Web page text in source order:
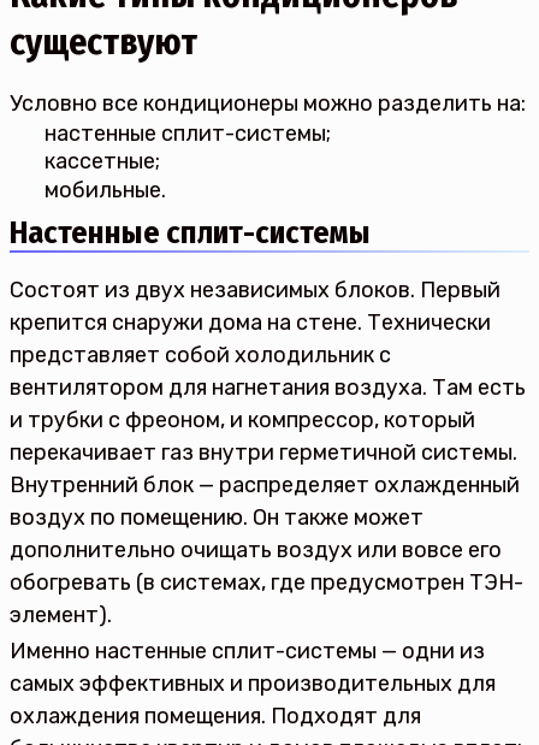
существуют
Условно все кондиционеры можно разделить на:
настенные сплит-системы;
кассетные;
мобильные.
Настенные сплит-системы
Состоят из двух независимых блоков. Первый
крепится снаружи дома на стене. Технически
представляет собой холодильник с
вентилятором для нагнетания воздуха. Там есть
и трубки с фреоном, и компрессор, который
перекачивает газ внутри герметичной системы.
Внутренний блок — распределяет охлажденный
воздух по помещению. Он также может
дополнительно очищать воздух или вовсе его
обогревать (в системах, где предусмотрен ТЭН-
элемент).
Именно настенные сплит-системы — одни из
самых эффективных и производительных для
охлаждения помещения. Подходят для